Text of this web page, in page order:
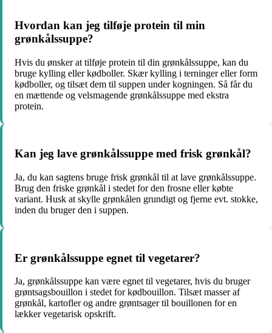
Hvordan kan jeg tilføje protein til min
grønkålssuppe?
Hvis du ønsker at tilføje protein til din grønkålssuppe, kan du
bruge kylling eller kødboller. Skær kylling i terninger eller form
kødboller, og tilsæt dem til suppen under kogningen. Så får du
en mættende og velsmagende grønkålssuppe med ekstra
protein.
Kan jeg lave grønkålssuppe med frisk grønkål?
Ja, du kan sagtens bruge frisk grønkål til at lave grønkålssuppe.
Brug den friske grønkål i stedet for den frosne eller købte
variant. Husk at skylle grønkålen grundigt og fjerne evt. stokke,
inden du bruger den i suppen.
Er grønkålssuppe egnet til vegetarer?
Ja, grønkålssuppe kan være egnet til vegetarer, hvis du bruger
grøntsagsbouillon i stedet for kødbouillon. Tilsæt masser af
grønkål, kartofler og andre grøntsager til bouillonen for en
lækker vegetarisk opskrift.